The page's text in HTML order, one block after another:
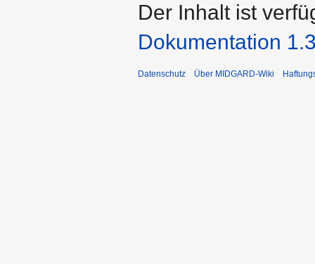
Der Inhalt ist
Dokumentation
Datenschutz Über MIDGARD-Wiki